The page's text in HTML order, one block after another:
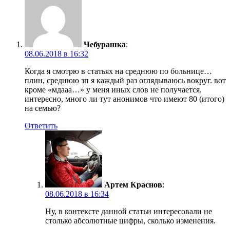
Чебурашка:
08.06.2018 в 16:32
Когда я смотрю в статьях на среднюю по больнице…
плин, среднюю зп я каждый раз оглядываюсь вокруг. вот
кроме «мдааа…» у меня иных слов не получается.
интересно, много ли тут анонимов что имеют 80 (итого)
на семью?
Ответить
Артем Краснов:
08.06.2018 в 16:34
Ну, в контексте данной статьи интересовали не
столько абсолютные цифры, сколько изменения.